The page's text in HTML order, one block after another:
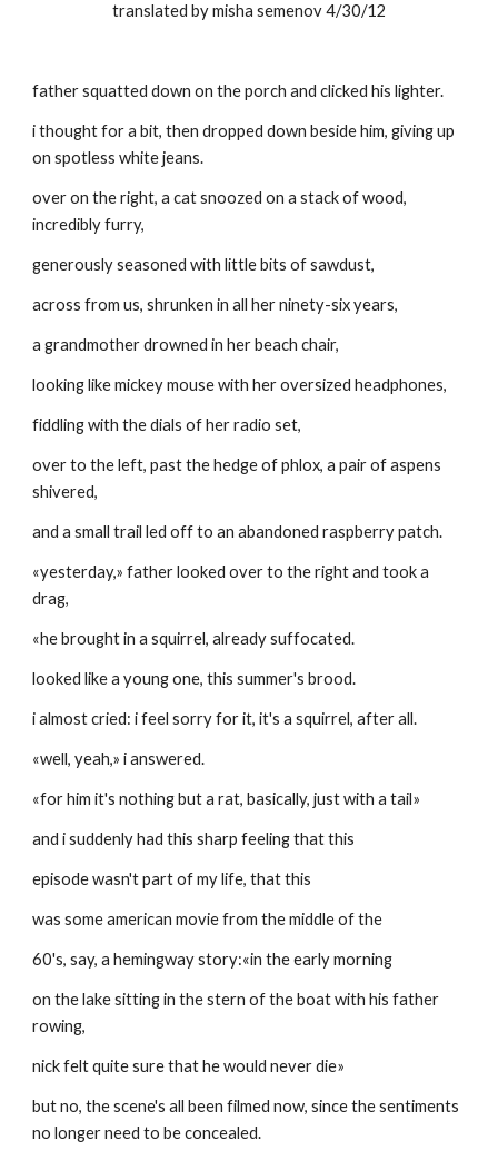
translated by misha semenov 4/30/12
father squatted down on the porch and clicked his lighter.
i thought for a bit, then dropped down beside him, giving up
on spotless white jeans.
over on the right, a cat snoozed on a stack of wood,
incredibly furry,
generously seasoned with little bits of sawdust,
across from us, shrunken in all her ninety-six years,
a grandmother drowned in her beach chair,
looking like mickey mouse with her oversized headphones,
fiddling with the dials of her radio set,
over to the left, past the hedge of phlox, a pair of aspens
shivered,
and a small trail led off to an abandoned raspberry patch.
«yesterday,» father looked over to the right and took a
drag,
«he brought in a squirrel, already suffocated.
looked like a young one, this summer's brood.
i almost cried: i feel sorry for it, it's a squirrel, after all.
«well, yeah,» i answered.
«for him it's nothing but a rat, basically, just with a tail»
and i suddenly had this sharp feeling that this
episode wasn't part of my life, that this
was some american movie from the middle of the
60's, say, a hemingway story:«in the early morning
on the lake sitting in the stern of the boat with his father
rowing,
nick felt quite sure that he would never die»
but no, the scene's all been filmed now, since the sentiments
no longer need to be concealed.